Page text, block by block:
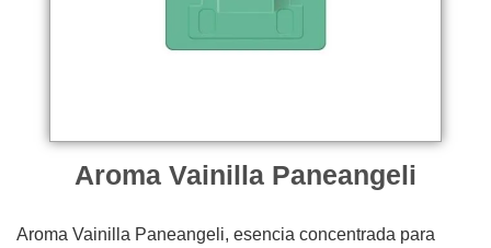
Aroma Vainilla Paneangeli
Aroma Vainilla Paneangeli, esencia concentrada para